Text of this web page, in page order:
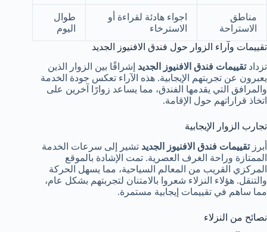
مناطق
الاستراحة
اجواء هادئة لقراءة أو
الاسترخاء
طوال
اليوم
تقييمات وآراء الزوار حول فندق الافنيوز الجديد
تزدادتقييمات فندق الافنيوز الجديد إشراقًا بين الزوار الذين
يعبرون عن تجربتهم الإيجابية. هذه الآراء تعكس جودة الخدمة
والمرافق التي يقدمها الفندق، مما يساعد زوارًا آخرين على
اتخاذ قراراتهم حول الإقامة.
تجارب الزوار الإيجابية
أبرزتقييمات فندق الافنيوز الجديد تشير إلى سرعات الخدمة
الممتازة وراحة الغرف العصرية. تمت الإشادة بالموقع
المركزي القريب من المعالم السياحية، مما يسهل الحركة
والتنقل. هؤلاء النزلاء شعروا بالامتنان لتجربتهم بشكل عام،
مما ساهم في تقييمات إيجابية مستمرة.
نصائح من النزلاء